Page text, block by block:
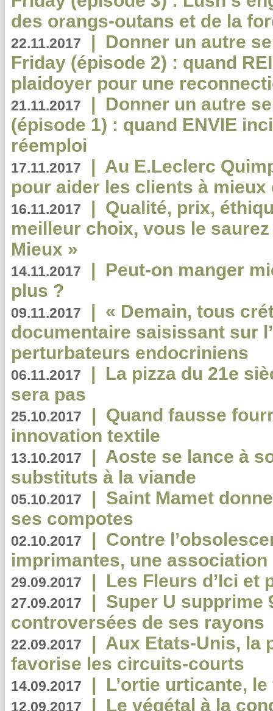
des orangs-outans et de la
22.11.2017 | Donner un autre
Friday (épisode 2) : quand
plaidoyer pour une
21.11.2017 | Donner un autre
(épisode 1) : quand ENVIE
réemploi
17.11.2017 | Au E.Leclerc
pour aider les clients à
16.11.2017 | Qualité, prix,
meilleur choix, vous le
Mieux »
14.11.2017 | Peut-on manger
plus ?
09.11.2017 | « Demain, tous
documentaire saisissant sur
perturbateurs endocriniens
06.11.2017 | La pizza du 21e
sera pas
25.10.2017 | Quand fausse
innovation textile
13.10.2017 | Aoste se lance à
substituts à la viande
05.10.2017 | Saint Mamet
ses compotes
02.10.2017 | Contre
imprimantes, une
29.09.2017 | Les Fleurs d’Ici et
27.09.2017 | Super U supprime
controversées de ses rayons
22.09.2017 | Aux Etats-Unis, la
favorise les circuits-courts
14.09.2017 | L’ortie urticante,
12.09.2017 | Le végétal à la